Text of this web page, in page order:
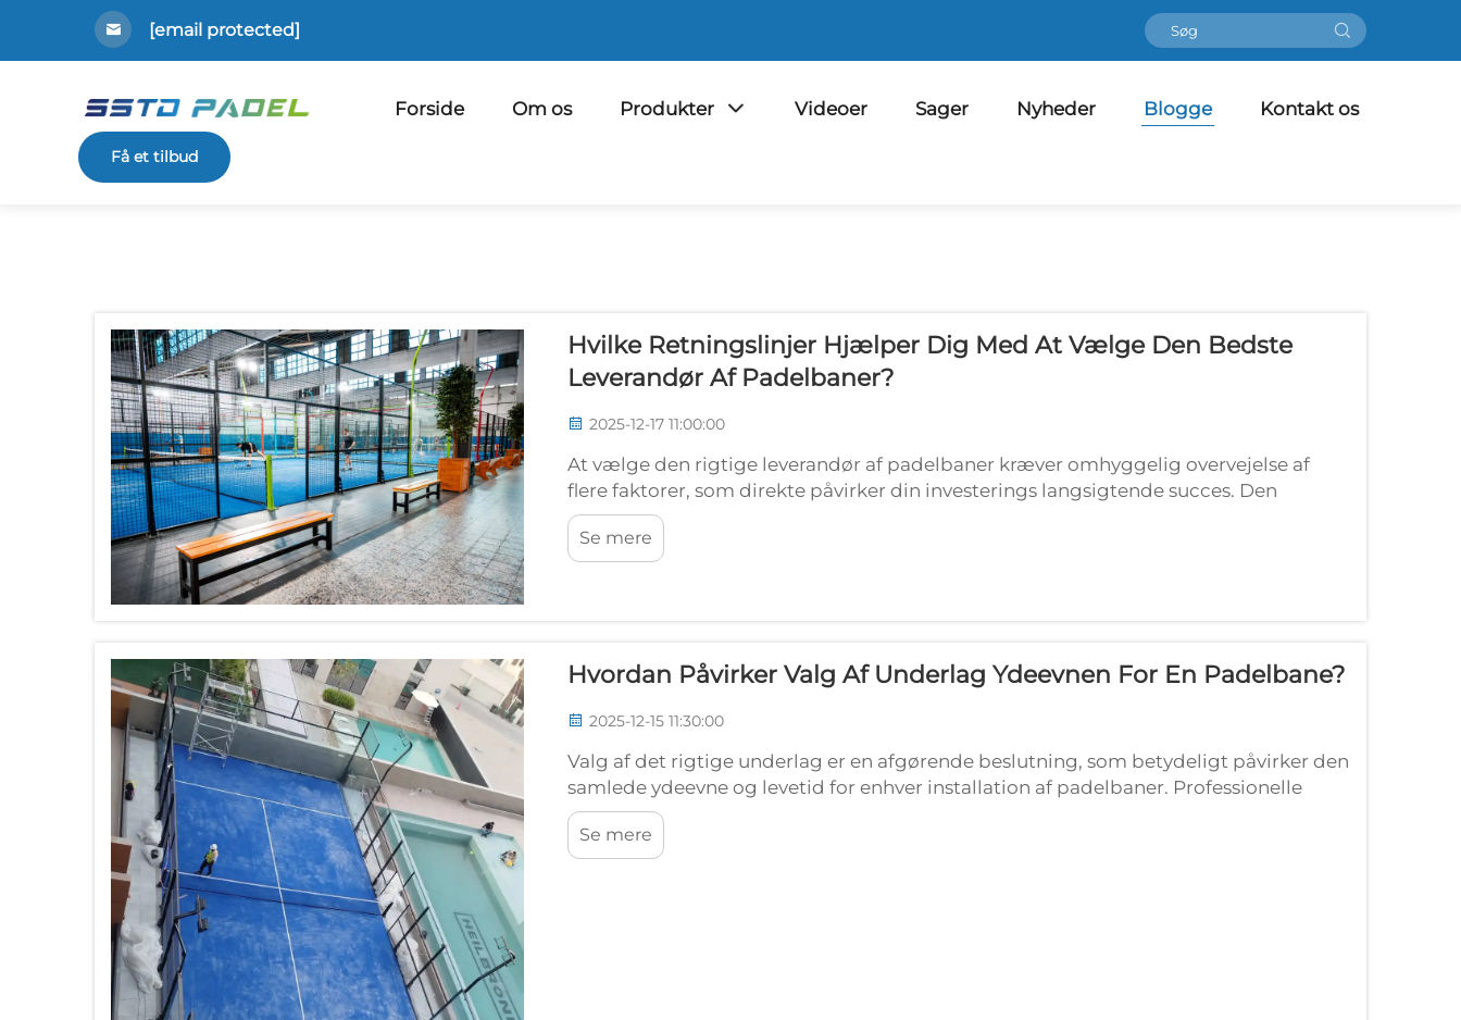
[email protected]
Forside Om os Produkter Videoer Sager Nyheder Blogge Kontakt os
Få et tilbud
Hvilke Retningslinjer Hjælper Dig Med At Vælge Den Bedste
Leverandør Af Padelbaner?
2025-12-17 11:00:00
At vælge den rigtige leverandør af padelbaner kræver omhyggelig overvejelse af
flere faktorer, som direkte påvirker din investerings langsigtende succes. Den
stigende popularitet af padeltennis har skabt et konkurrencedygtigt marked, hvor
valg af den rigtige...
Se mere
Hvordan Påvirker Valg Af Underlag Ydeevnen For En Padelbane?
2025-12-15 11:30:00
Valg af det rigtige underlag er en afgørende beslutning, som betydeligt påvirker den
samlede ydeevne og levetid for enhver installation af padelbaner. Professionelle
driftsledere, sportscenterledere og fritids...
Se mere